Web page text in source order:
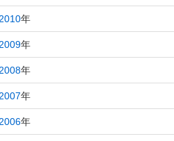
年
年
年
年
年